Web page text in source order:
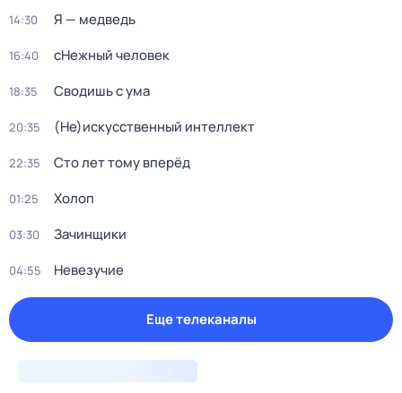
14:30 Я — медведь
16:40 сНежный человек
18:35 Сводишь с ума
20:35 (Не)иcкусственный интeллект
22:35 Сто лет тому вперёд
01:25 Холоп
03:30 Зачинщики
04:55 Невезучие
Еще телеканалы